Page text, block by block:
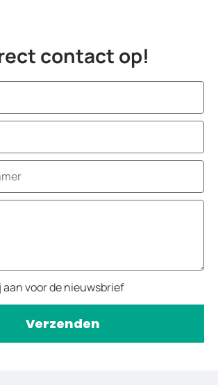
contact op!
aan voor de nieuwsbrief
Verzenden